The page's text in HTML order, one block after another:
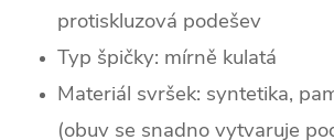
protiskluzová podešev
Typ špičky: mírně kulatá
Materiál svršek: syntetika,
(obuv se snadno vytvaruje